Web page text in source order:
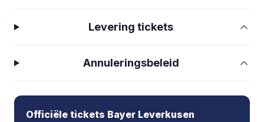
Levering tickets
Annuleringsbeleid
Officiële tickets Bayer Leverkusen